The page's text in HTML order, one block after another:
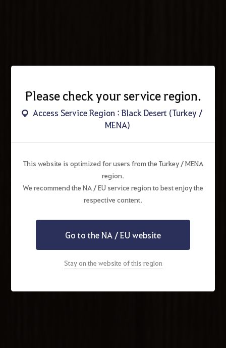
Please check your service region.
Access Service Region : Black Desert (Turkey /
MENA)
This website is optimized for users from the Turkey / MENA
region.
We recommend the NA / EU service region to best enjoy the
respective content.
Go to the NA / EU website
Stay on the website of this region